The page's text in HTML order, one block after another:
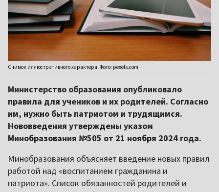
Снимок иллюстративного характера. Фото: pexels.com
Министерство образования опубликовало
правила для учеников и их родителей. Согласно
им, нужно быть патриотом и трудящимся.
Нововведения утверждены указом
Минобразования №505 от 21 ноября 2024 года.
Минобразования объясняет введение новых правил
работой над «воспитанием гражданина и
патриота». Список обязанностей родителей и